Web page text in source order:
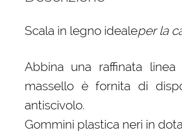
Scala in legno idealeper la
Abbina una raffinata
massello è fornita di
antiscivolo.
Gommini plastica neri in